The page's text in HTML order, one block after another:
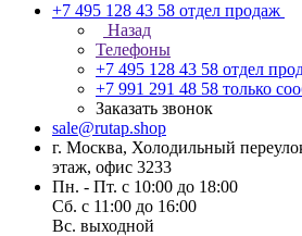
+7 495 128 43 58 отдел продаж
Назад
Телефоны
+7 495 128 43 58 отдел
+7 991 291 48 58 только
Заказать звонок
sale@rutap.shop
г. Москва, Холодильный
этаж, офис 3233
Пн. - Пт. с 10:00 до 18:00
Сб. с 11:00 до 16:00
Вс. выходной